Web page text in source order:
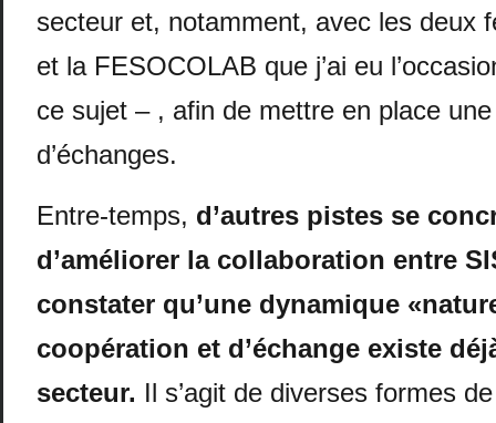
secteur et, notamment, avec les deux
et la FESOCOLAB que j’ai eu
ce sujet – , afin de mettre en place
d’échanges.
Entre-temps, d’autres pistes se
d’améliorer la collaboration entre
constater qu’une dynamique
coopération et d’échange existe
secteur. Il s’agit de diverses formes